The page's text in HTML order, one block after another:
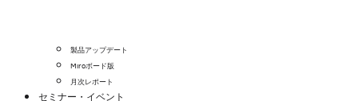
製品アップデート
Miroボード版
月次レポート
セミナー・イベント